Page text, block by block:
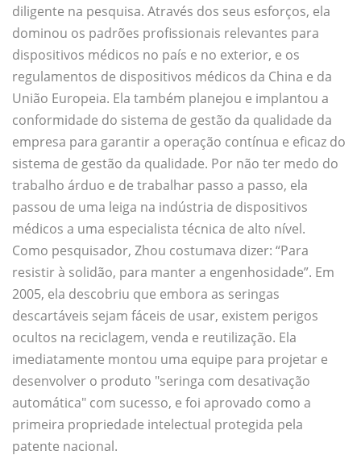
diligente na pesquisa. Através dos seus esforços, ela
dominou os padrões profissionais relevantes para
dispositivos médicos no país e no exterior, e os
regulamentos de dispositivos médicos da China e da
União Europeia. Ela também planejou e implantou a
conformidade do sistema de gestão da qualidade da
empresa para garantir a operação contínua e eficaz do
sistema de gestão da qualidade. Por não ter medo do
trabalho árduo e de trabalhar passo a passo, ela
passou de uma leiga na indústria de dispositivos
médicos a uma especialista técnica de alto nível.
Como pesquisador, Zhou costumava dizer: “Para
resistir à solidão, para manter a engenhosidade”. Em
2005, ela descobriu que embora as seringas
descartáveis sejam fáceis de usar, existem perigos
ocultos na reciclagem, venda e reutilização. Ela
imediatamente montou uma equipe para projetar e
desenvolver o produto "seringa com desativação
automática" com sucesso, e foi aprovado como a
primeira propriedade intelectual protegida pela
patente nacional.